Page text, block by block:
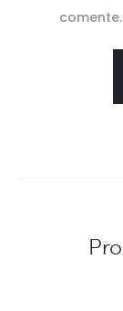
comente.